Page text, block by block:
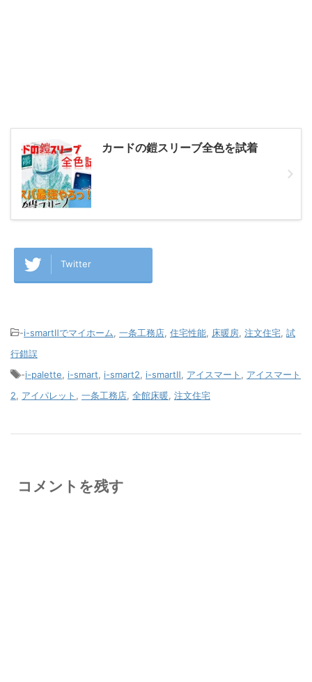
カードの鎧スリーブ全色を試着
Twitter
-i-smartⅡでマイホーム 一条工務店 住宅性能 床暖房 注文住宅 試
行錯誤
-i-palette i-smart i-smart2 i-smartⅡ アイスマート
アイスマート
2
アイパレット 一条工務店 全館床暖 注文住宅
コメントを残す